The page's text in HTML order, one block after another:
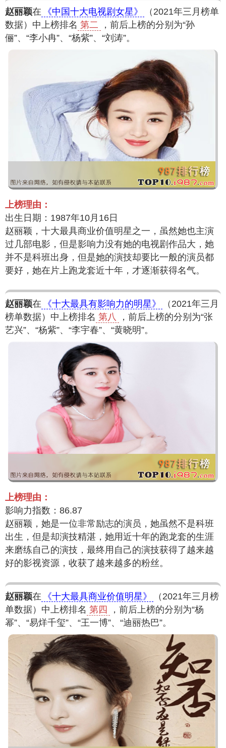
赵丽颖在 《中国十大电视剧女星》
（2021年三月榜单
数据）中上榜排名 第二
，前后上榜的分别为“孙
俪”、“李小冉”、“杨紫”、“刘涛”。
上榜理由：
出生日期：1987年10月16日
赵丽颖，十大最具商业价值明星之一，虽然她也主演
过几部电影，但是影响力没有她的电视剧作品大，她
并不是科班出身，但是她的演技却要比一般的演员都
要好，她在片上跑龙套近十年，才逐渐获得名气。
赵丽颖在 《十大最具有影响力的明星》
（2021年三月
榜单数据）中上榜排名 第八
，前后上榜的分别为“张
艺兴”、“杨紫”、“李宇春”、“黄晓明”。
上榜理由：
影响力指数：86.87
赵丽颖，她是一位非常励志的演员，她虽然不是科班
出生，但是却演技精湛，她用近十年的跑龙套的生涯
来磨练自己的演技，最终用自己的演技获得了越来越
好的影视资源，收获了越来越多的粉丝。
赵丽颖在 《十大最具商业价值明星》
（2021年三月榜
单数据）中上榜排名 第四
，前后上榜的分别为“杨
幂”、“易烊千玺”、“王一博”、“迪丽热巴”。